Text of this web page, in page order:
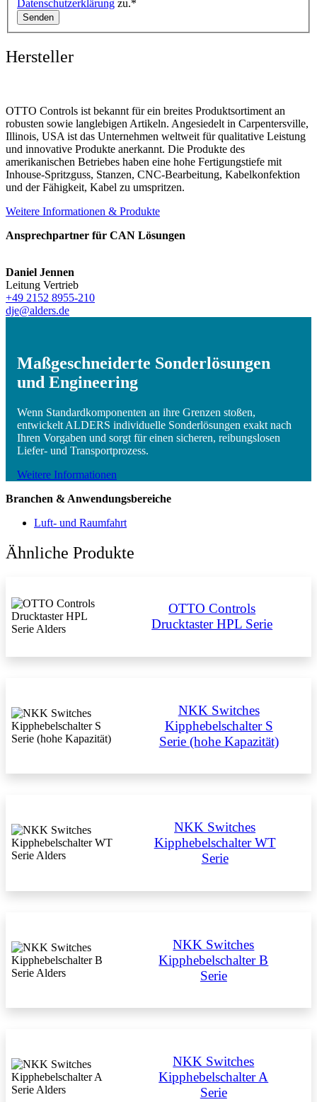
Datenschutzerklärung zu.*
Senden
Hersteller
OTTO Controls ist bekannt für ein breites Produktsortiment an
robusten sowie langlebigen Artikeln. Angesiedelt in Carpentersville,
Illinois, USA ist das Unternehmen weltweit für qualitative Leistung
und innovative Produkte anerkannt. Die Produkte des
amerikanischen Betriebes haben eine hohe Fertigungstiefe mit
Inhouse-Spritzguss, Stanzen, CNC-Bearbeitung, Kabelkonfektion
und der Fähigkeit, Kabel zu umspritzen.
Weitere Informationen & Produkte
Ansprechpartner für CAN Lösungen
Daniel Jennen
Leitung Vertrieb
+49 2152 8955-210
dje@alders.de
Maßgeschneiderte Sonderlösungen
und Engineering
Wenn Standardkomponenten an ihre Grenzen stoßen,
entwickelt ALDERS individuelle Sonderlösungen exakt nach
Ihren Vorgaben und sorgt für einen sicheren, reibungslosen
Liefer- und Transportprozess.
Weitere Informationen
Branchen & Anwendungsbereiche
Luft- und Raumfahrt
Ähnliche Produkte
OTTO Controls
Drucktaster HPL Serie
NKK Switches
Kipphebelschalter S
Serie (hohe Kapazität)
NKK Switches
Kipphebelschalter WT
Serie
NKK Switches
Kipphebelschalter B
Serie
NKK Switches
Kipphebelschalter A
Serie